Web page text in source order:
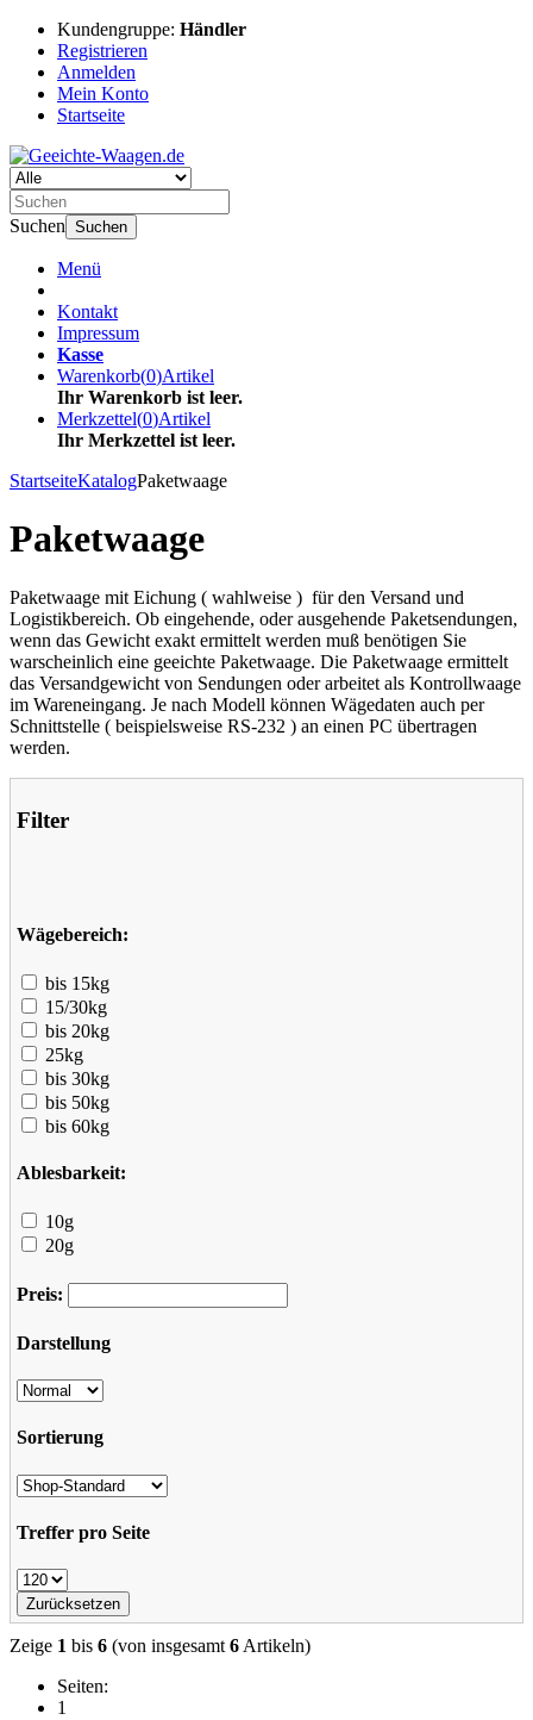
Kundengruppe: Händler
Registrieren
Anmelden
Mein Konto
Startseite
Suchen Suchen
Menü
Kontakt
Impressum
Kasse
Warenkorb(0)Artikel
Ihr Warenkorb ist leer.
Merkzettel(0)Artikel
Ihr Merkzettel ist leer.
StartseiteKatalogPaketwaage
Paketwaage
Paketwaage mit Eichung ( wahlweise ) für den Versand und
Logistikbereich. Ob eingehende, oder ausgehende Paketsendungen,
wenn das Gewicht exakt ermittelt werden muß benötigen Sie
warscheinlich eine geeichte Paketwaage. Die Paketwaage ermittelt
das Versandgewicht von Sendungen oder arbeitet als Kontrollwaage
im Wareneingang. Je nach Modell können Wägedaten auch per
Schnittstelle ( beispielsweise RS-232 ) an einen PC übertragen
werden.
Filter
Wägebereich:
bis 15kg
15/30kg
bis 20kg
25kg
bis 30kg
bis 50kg
bis 60kg
Ablesbarkeit:
10g
20g
Preis:
Darstellung
Sortierung
Treffer pro Seite
Zeige 1 bis 6 (von insgesamt 6 Artikeln)
Seiten:
1